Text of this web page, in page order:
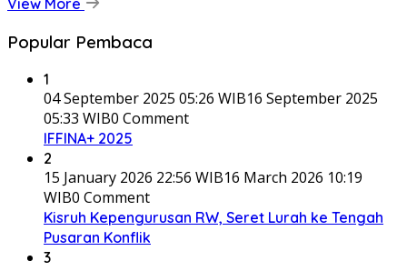
View More
Popular Pembaca
1
04 September 2025 05:26 WIB16 September 2025
05:33 WIB0 Comment
IFFINA+ 2025
2
15 January 2026 22:56 WIB16 March 2026 10:19
WIB0 Comment
Kisruh Kepengurusan RW, Seret Lurah ke Tengah
Pusaran Konflik
3